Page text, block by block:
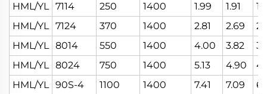
HML/YL 7114 250 1400 1.99 1.91
HML/YL 7124 370 1400 2.81 2.69
HML/YL 8014 550 1400 4.00 3.82
HML/YL 8024 750 1400 5.13 4.90
HML/YL 90S-4 1100 1400 7.41 7.09